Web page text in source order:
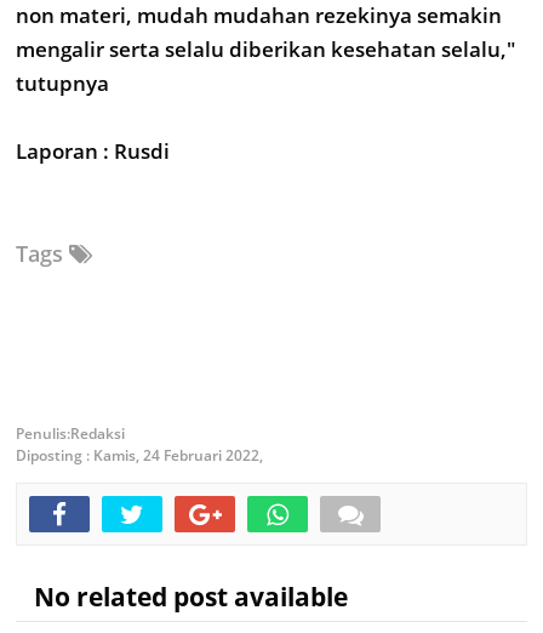
non materi, mudah mudahan rezekinya semakin
mengalir serta selalu diberikan kesehatan selalu,"
tutupnya
Laporan : Rusdi
Tags
Redaksi
Diposting : Kamis, 24 Februari 2022,
No related post available